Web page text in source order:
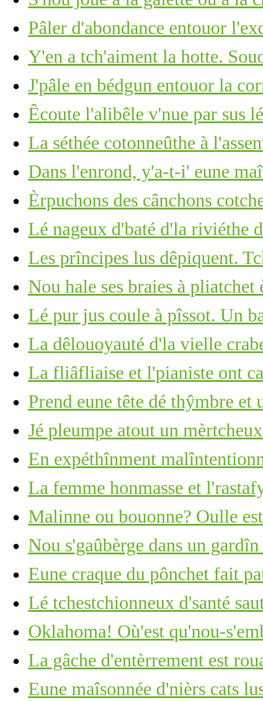
Pâler d'abondance entouor
Y'en a tch'aiment la hotte.
J'pâle en bédgun entouor la
Êcoute l'alibêle v'nue par sus
La séthée cotonneûthe à
Dans l'enrond, y'a-t-i' eune
Èrpuchons des cânchons
Lé nageux d'baté d'la riviéthe
Les prîncipes lus dêpiquent.
Nou hale ses braies à pliatchet
Lé pur jus coule à pîssot. Un
La dêlouoyauté d'la vielle
La fliâfliaise et l'pianiste ont
Prend eune tête dé thŷmbre et
Jé pleumpe atout un
En expéthînment
La femme honmasse et
Malinne ou bouonne? Oulle
Nou s'gaûbèrge dans un
Eune craque du pônchet fait
Lé tchestchionneux d'santé
Oklahoma! Où'est qu'nou-
La gâche d'entèrrement est
Eune maîsonnée d'nièrs cats